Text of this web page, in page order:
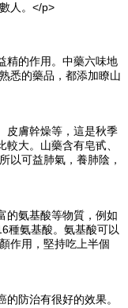
人。</p>
精的作用。中藥六味地
悉的藥品，都添加瞭山
皮膚幹燥等，這是秋季
大。山藥含有皂甙、
以可益肺氣，養肺陰，
的氨基酸等物質，例如
種氨基酸。氨基酸可以
作用，堅持吃上半個
防治有很好的效果。